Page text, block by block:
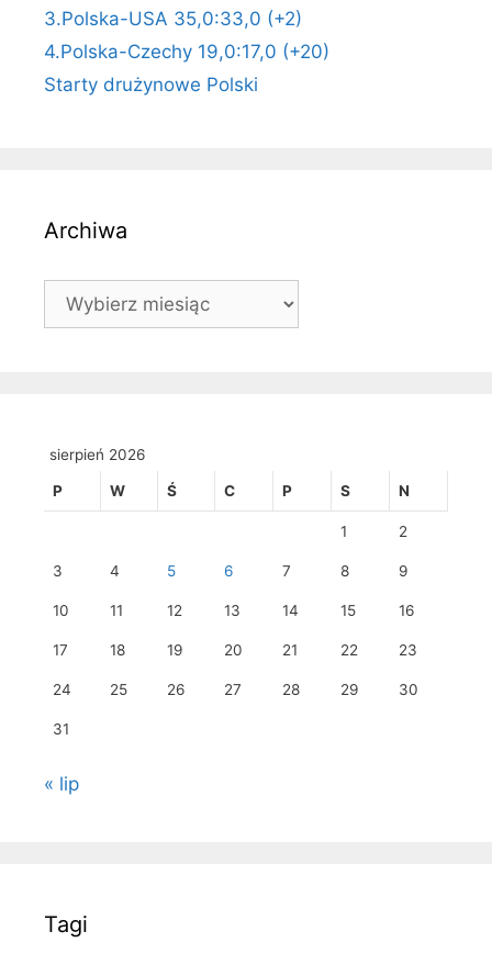
3.Polska-USA 35,0:33,0 (+2)
4.Polska-Czechy 19,0:17,0 (+20)
Starty drużynowe Polski
Archiwa
Archiwa
sierpień 2026
P W Ś C P S N
1 2
3 4 5 6 7 8 9
10 11 12 13 14 15 16
17 18 19 20 21 22 23
24 25 26 27 28 29 30
31
« lip
Tagi